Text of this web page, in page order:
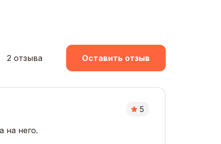
2 отзыва Оставить отзыв
5
на него.